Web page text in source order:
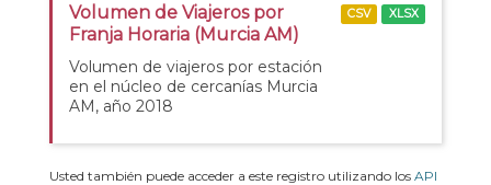
Volumen de Viajeros por
Franja Horaria (Murcia AM)
Volumen de viajeros por estación
en el núcleo de cercanías Murcia
AM, año 2018
CSV XLSX
Usted también puede acceder a este registro utilizando los API